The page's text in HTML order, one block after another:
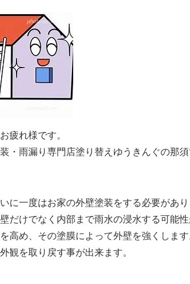
疲れ様です。
・雨漏り専門店塗り替えゆうきんぐの那須
に一度はお家の外壁塗装をする必要があ
だけでなく内部まで雨水の浸水する可能性
高め、その塗膜によって外壁を強くします
観を取り戻す事が出来ます。